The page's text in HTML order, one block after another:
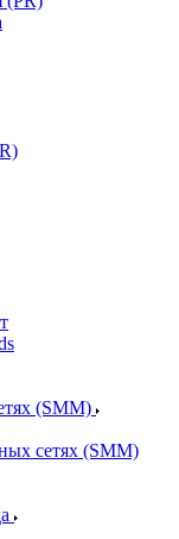
(SMM)
сетях (SMM)